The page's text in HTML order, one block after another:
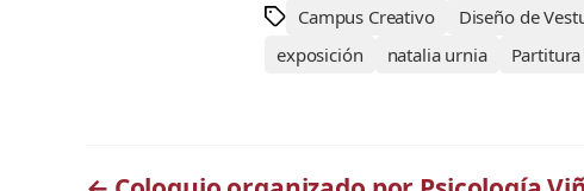
Campus Creativo
Diseño de
exposición
natalia urnia Partitura